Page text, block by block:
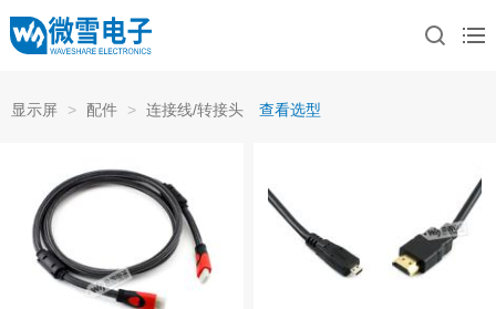
显示屏 > 配件 > 连接线/转接头 查看选型